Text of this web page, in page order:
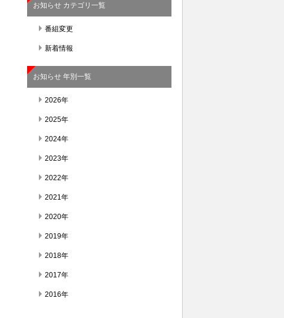
お知らせ カテゴリ一覧
番組変更
新着情報
お知らせ 年別一覧
2026年
2025年
2024年
2023年
2022年
2021年
2020年
2019年
2018年
2017年
2016年